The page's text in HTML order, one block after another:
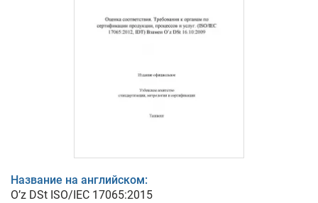
Название на английском:
O’z DSt ISO/IEC 17065:2015